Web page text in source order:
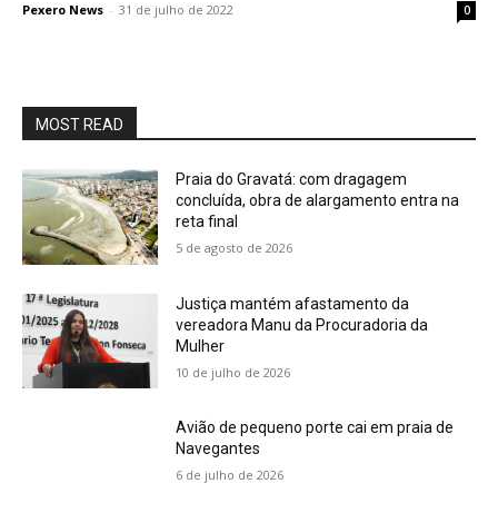
Pexero News - 31 de julho de 2022 0
MOST READ
Praia do Gravatá: com dragagem
concluída, obra de alargamento entra na
reta final
5 de agosto de 2026
Justiça mantém afastamento da
vereadora Manu da Procuradoria da
Mulher
10 de julho de 2026
Avião de pequeno porte cai em praia de
Navegantes
6 de julho de 2026